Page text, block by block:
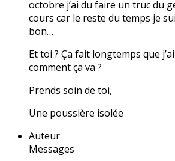
octobre j’ai du faire un truc du
cours car le reste du temps je
bon…
Et toi ? Ça fait longtemps que
comment ça va ?
Prends soin de toi,
Une poussière isolée
Auteur
Messages